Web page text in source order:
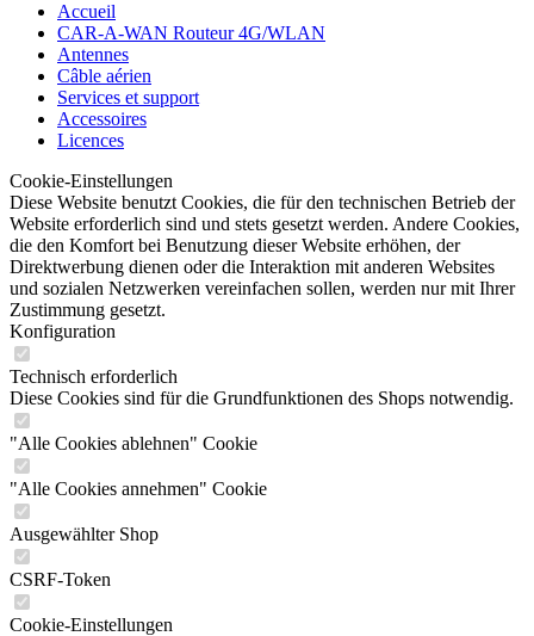
Accueil
CAR-A-WAN Routeur 4G/WLAN
Antennes
Câble aérien
Services et support
Accessoires
Licences
Cookie-Einstellungen
Diese Website benutzt Cookies, die für den technischen Betrieb der
Website erforderlich sind und stets gesetzt werden. Andere Cookies,
die den Komfort bei Benutzung dieser Website erhöhen, der
Direktwerbung dienen oder die Interaktion mit anderen Websites
und sozialen Netzwerken vereinfachen sollen, werden nur mit Ihrer
Zustimmung gesetzt.
Konfiguration
Technisch erforderlich
Diese Cookies sind für die Grundfunktionen des Shops notwendig.
"Alle Cookies ablehnen" Cookie
"Alle Cookies annehmen" Cookie
Ausgewählter Shop
CSRF-Token
Cookie-Einstellungen